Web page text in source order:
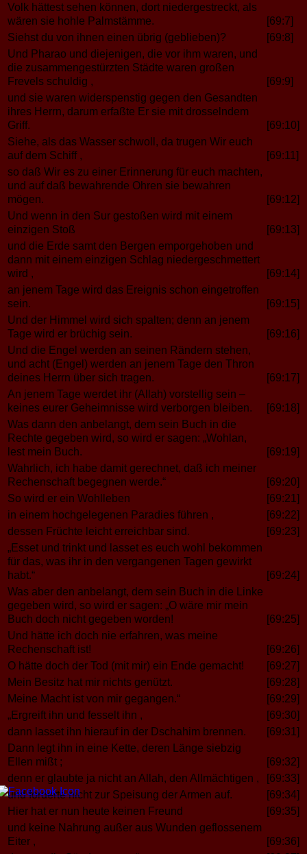
Volk hättest sehen können, dort niedergestreckt, als
wären sie hohle Palmstämme.
[69:7]
Siehst du von ihnen einen übrig (geblieben)?
[69:8]
Und Pharao und diejenigen, die vor ihm waren, und
die zusammengestürzten Städte waren großen
Frevels schuldig ,
[69:9]
und sie waren widerspenstig gegen den Gesandten
ihres Herrn, darum erfaßte Er sie mit drosselndem
Griff.
[69:10]
Siehe, als das Wasser schwoll, da trugen Wir euch
auf dem Schiff ,
[69:11]
so daß Wir es zu einer Erinnerung für euch machten,
und auf daß bewahrende Ohren sie bewahren
mögen.
[69:12]
Und wenn in den Sur gestoßen wird mit einem
einzigen Stoß
[69:13]
und die Erde samt den Bergen emporgehoben und
dann mit einem einzigen Schlag niedergeschmettert
wird ,
[69:14]
an jenem Tage wird das Ereignis schon eingetroffen
sein.
[69:15]
Und der Himmel wird sich spalten; denn an jenem
Tage wird er brüchig sein.
[69:16]
Und die Engel werden an seinen Rändern stehen,
und acht (Engel) werden an jenem Tage den Thron
deines Herrn über sich tragen.
[69:17]
An jenem Tage werdet ihr (Allah) vorstellig sein –
keines eurer Geheimnisse wird verborgen bleiben.
[69:18]
Was dann den anbelangt, dem sein Buch in die
Rechte gegeben wird, so wird er sagen: „Wohlan,
lest mein Buch.
[69:19]
Wahrlich, ich habe damit gerechnet, daß ich meiner
Rechenschaft begegnen werde.“
[69:20]
So wird er ein Wohlleben
[69:21]
in einem hochgelegenen Paradies führen ,
[69:22]
dessen Früchte leicht erreichbar sind.
[69:23]
„Esset und trinkt und lasset es euch wohl bekommen
für das, was ihr in den vergangenen Tagen gewirkt
habt.“
[69:24]
Was aber den anbelangt, dem sein Buch in die Linke
gegeben wird, so wird er sagen: „O wäre mir mein
Buch doch nicht gegeben worden!
[69:25]
Und hätte ich doch nie erfahren, was meine
Rechenschaft ist!
[69:26]
O hätte doch der Tod (mit mir) ein Ende gemacht!
[69:27]
Mein Besitz hat mir nichts genützt.
[69:28]
Meine Macht ist von mir gegangen.“
[69:29]
„Ergreift ihn und fesselt ihn ,
[69:30]
dann lasset ihn hierauf in der Dschahim brennen.
[69:31]
Dann legt ihn in eine Kette, deren Länge siebzig
Ellen mißt ;
[69:32]
denn er glaubte ja nicht an Allah, den Allmächtigen ,
[69:33]
und forderte nicht zur Speisung der Armen auf.
[69:34]
Hier hat er nun heute keinen Freund
[69:35]
und keine Nahrung außer aus Wunden geflossenem
Eiter ,
[69:36]